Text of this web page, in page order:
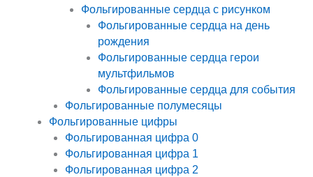
Фольгированные сердца с рисунком
Фольгированные сердца на день
рождения
Фольгированные сердца герои
мультфильмов
Фольгированные сердца для события
Фольгированные полумесяцы
Фольгированные цифры
Фольгированная цифра 0
Фольгированная цифра 1
Фольгированная цифра 2